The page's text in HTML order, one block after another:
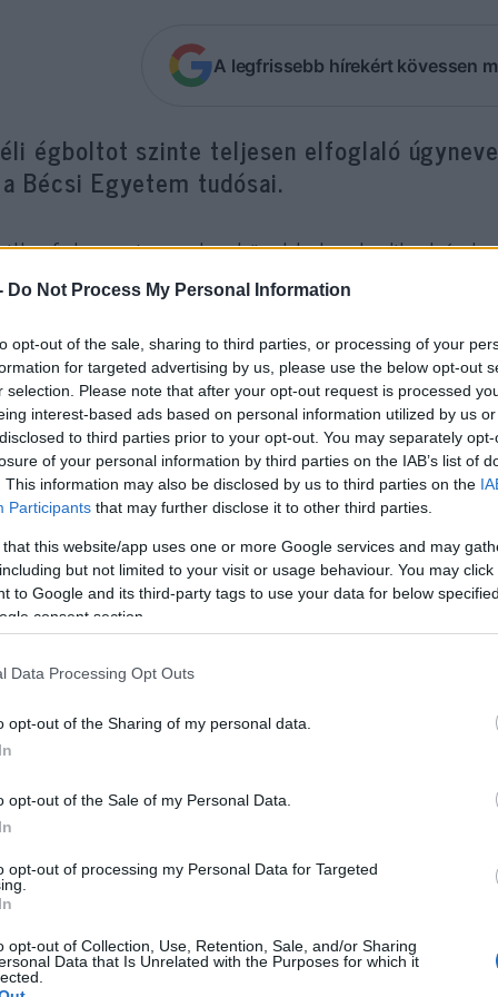
Do Not Process My Personal Information
opt-out of the sale, sharing to third parties, or processing of your
for targeted advertising by us, please use the below opt-out
selection. Please note that after your opt-out request is processed
interest-based ads based on personal information utilized by us
to third parties prior to your opt-out. You may separately
of your personal information by third parties on the IAB’s list of
This information may also be disclosed by us to third parties on the
Participants that may further disclose it to other third parties.
that this website/app uses one or more Google services and may
but not limited to your visit or usage behaviour. You may
to Google and its third-party tags to use your data for below
consent section.
Data Processing Opt Outs
opt-out of the Sharing of my personal data.
opt-out of the Sale of my Personal Data.
opt-out of processing my Personal Data for Targeted
opt-out of Collection, Use, Retention, Sale, and/or Sharing
Data that Is Unrelated with the Purposes for which it
A legfrissebb hírekért kövessen
égboltot szinte teljesen elfoglaló
Bécsi Egyetem tudósai.
viszonylag közel helyezkedik el és
együtt mozognak az űrben kialakulásuk óta,
való közelsége miatt ez az áramlat
széthullásának tanulmányozására, a
és a Naprendszeren kívüli, azonos korú
utóbbi segítséget jelent a jövőbeli bolygókereső
során a szakértők az Európai
a Tejútrendszer különböző méretű és
galaktikus lemez csillaghalmazainak legtöbb
mivel a halmaz nem tartalmaz elég
potenciált hozzanak létre vagy más
mely összetartaná a csillagokat.
olyan, elegendő csillagtömeggel
százmillió éven át egyben maradnak” – mondta
című szaklapban megjelent tanulmány
műszerei precizitásának köszönhetően a
is tudták mérni.
áramlatok azonosítása olyan, mint tűt